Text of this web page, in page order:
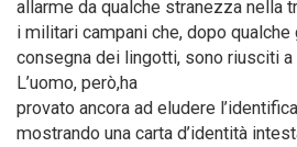
allarme da qualche stranezza nella
i militari campani che, dopo
consegna dei lingotti, sono riusciti a
L’uomo, però,ha
provato ancora ad eludere
mostrando una carta d’identità